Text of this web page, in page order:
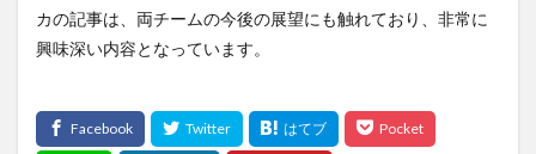
カの記事は、両チームの今後の展望にも触れており、非常に
興味深い内容となっています。